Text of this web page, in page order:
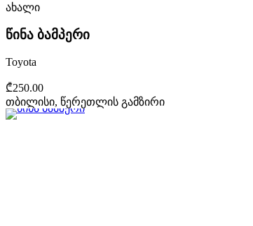
ახალი
წინა ბამპერი
Toyota
₾250.00
თბილისი, წერეთლის გამზირი